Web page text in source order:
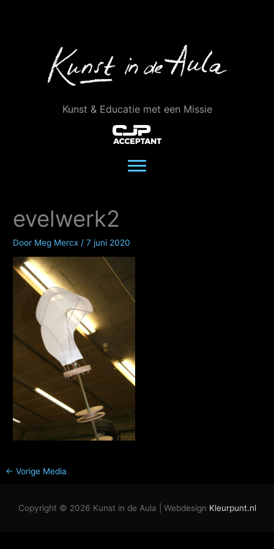
Kunst & Educatie met een Missie
evelwerk2
Door Meg Mercx /7 juni 2020
← Vorige Media
Copyright © 2026 Kunst in de Aula | Webdesign Kleurpunt.nl